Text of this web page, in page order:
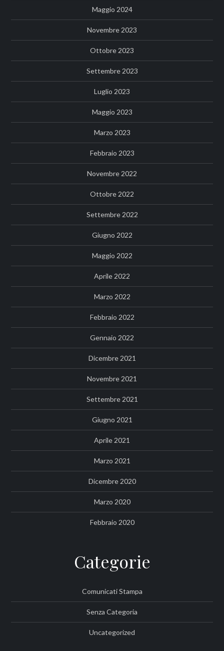
Maggio 2024
Novembre 2023
Ottobre 2023
Settembre 2023
Luglio 2023
Maggio 2023
Marzo 2023
Febbraio 2023
Novembre 2022
Ottobre 2022
Settembre 2022
Giugno 2022
Maggio 2022
Aprile 2022
Marzo 2022
Febbraio 2022
Gennaio 2022
Dicembre 2021
Novembre 2021
Settembre 2021
Giugno 2021
Aprile 2021
Marzo 2021
Dicembre 2020
Marzo 2020
Febbraio 2020
Categorie
Comunicati Stampa
Senza Categoria
Uncategorized